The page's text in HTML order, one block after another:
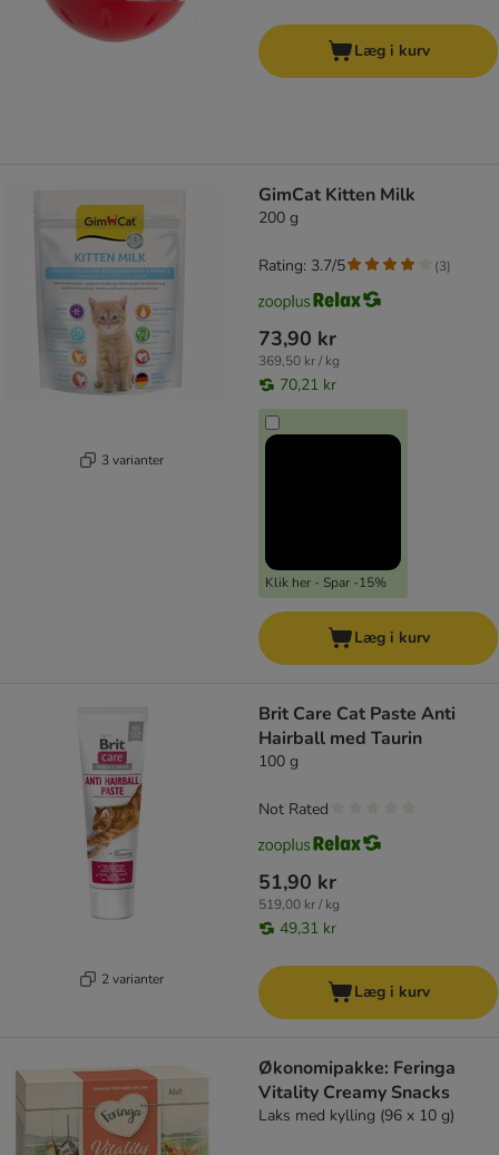
Læg i kurv
3 varianter
GimCat Kitten Milk
200 g
73,90 kr
369,50 kr / kg
70,21 kr
Klik her - Spar -15%
Rating: 3.7/5 (3)
Læg i kurv
2 varianter
Brit Care Cat Paste Anti
Hairball med Taurin
100 g
51,90 kr
519,00 kr / kg
49,31 kr
Not Rated
Læg i kurv
Økonomipakke: Feringa
Vitality Creamy Snacks
Laks med kylling (96 x 10 g)